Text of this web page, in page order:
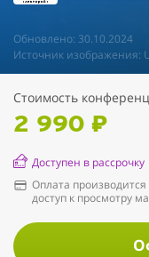
Обновлено: 30.10.2024
Источник изображения:
Стоимость
2 990 ₽
Доступен в рассрочку
Оплата
доступ к просмотру